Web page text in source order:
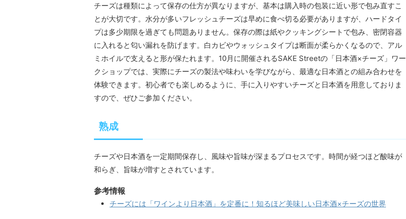
チーズは種類によって保存の仕方が異なりますが、基本は購入時の包装に近い形で包み直すこ
とが大切です。水分が多いフレッシュチーズは早めに食べ切る必要がありますが、ハードタイ
プは多少期限を過ぎても問題ありません。保存の際は紙やクッキングシートで包み、密閉容器
に入れると匂い漏れを防げます。白カビやウォッシュタイプは断面が柔らかくなるので、アル
ミホイルで支えると形が保たれます。10月に開催されるSAKE Streetの「日本酒×チーズ」ワー
クショップでは、実際にチーズの製法や味わいを学びながら、最適な日本酒との組み合わせを
体験できます。初心者でも楽しめるように、手に入りやすいチーズと日本酒を用意しておりま
すので、ぜひご参加ください。
熟成
チーズや日本酒を一定期間保存し、風味や旨味が深まるプロセスです。時間が経つほど酸味が
和らぎ、旨味が増すとされています。
参考情報
チーズには「ワインより日本酒」を定番に！知るほど美味しい日本酒×チーズの世界